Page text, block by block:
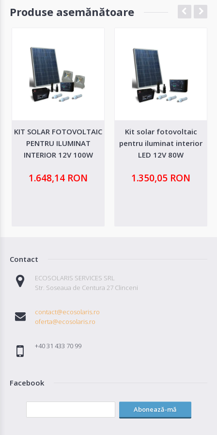
Produse asemănătoare
KIT SOLAR FOTOVOLTAIC
PENTRU ILUMINAT
INTERIOR 12V 100W
1.648,14 RON
Kit solar fotovoltaic
pentru iluminat interior
LED 12V 80W
1.350,05 RON
Contact
ECOSOLARIS SERVICES SRL
Str. Soseaua de Centura 27 Clinceni
contact@ecosolaris.ro
oferta@ecosolaris.ro
+40 31 433 70 99
Facebook
Abonează-mă